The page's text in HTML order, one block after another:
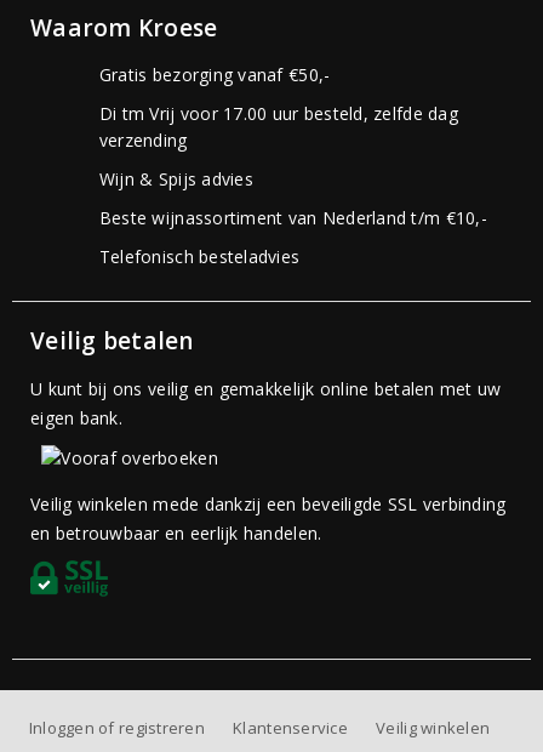
Waarom Kroese
Gratis bezorging vanaf €50,-
Di tm Vrij voor 17.00 uur besteld, zelfde dag
verzending
Wijn & Spijs advies
Beste wijnassortiment van Nederland t/m €10,-
Telefonisch besteladvies
Veilig betalen
U kunt bij ons veilig en gemakkelijk online betalen met uw
eigen bank.
Veilig winkelen mede dankzij een beveiligde SSL verbinding
en betrouwbaar en eerlijk handelen.
Inloggen of registreren Klantenservice Veilig winkelen